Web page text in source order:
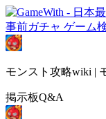
事前ガチャ ゲーム
モンスト攻略wiki |
掲示板Q&A